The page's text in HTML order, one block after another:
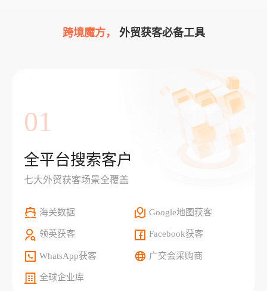
跨境魔方， 外贸获客必备工具
01
全平台搜索客户
七大外贸获客场景全覆盖
海关数据 Google地图获客
领英获客 Facebook获客
WhatsApp获客 广交会采购商
全球企业库